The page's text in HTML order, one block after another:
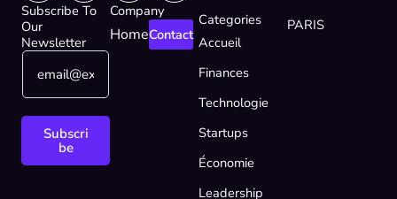
Subscribe To
Our
Newsletter
E
a
i
E
E
a
Subscri
be
Company
HomeContact
Categories
Accueil
Finances
Technologie
Startups
Économie
Leadership
PARIS